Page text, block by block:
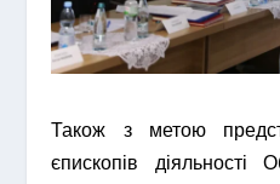
Також з метою
єпископів діяльності